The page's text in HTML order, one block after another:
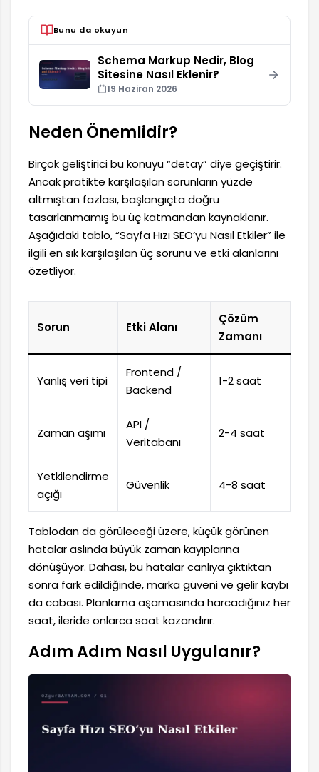
Bunu da okuyun
Schema Markup Nedir, Blog
Sitesine Nasıl Eklenir?
19 Haziran 2026
Neden Önemlidir?
Birçok geliştirici bu konuyu “detay” diye geçiştirir.
Ancak pratikte karşılaşılan sorunların yüzde
altmıştan fazlası, başlangıçta doğru
tasarlanmamış bu üç katmandan kaynaklanır.
Aşağıdaki tablo, “Sayfa Hızı SEO’yu Nasıl Etkiler” ile
ilgili en sık karşılaşılan üç sorunu ve etki alanlarını
özetliyor.
Sorun Etki Alanı
Çözüm
Zamanı
Yanlış veri tipi
Frontend /
Backend
1-2 saat
Zaman aşımı
API /
Veritabanı
2-4 saat
Yetkilendirme
açığı
Güvenlik 4-8 saat
Tablodan da görüleceği üzere, küçük görünen
hatalar aslında büyük zaman kayıplarına
dönüşüyor. Dahası, bu hatalar canlıya çıktıktan
sonra fark edildiğinde, marka güveni ve gelir kaybı
da cabası. Planlama aşamasında harcadığınız her
saat, ileride onlarca saat kazandırır.
Adım Adım Nasıl Uygulanır?